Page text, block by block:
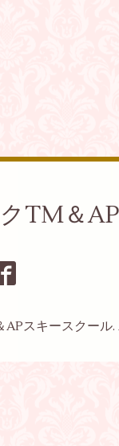
TM＆
スキースクール.